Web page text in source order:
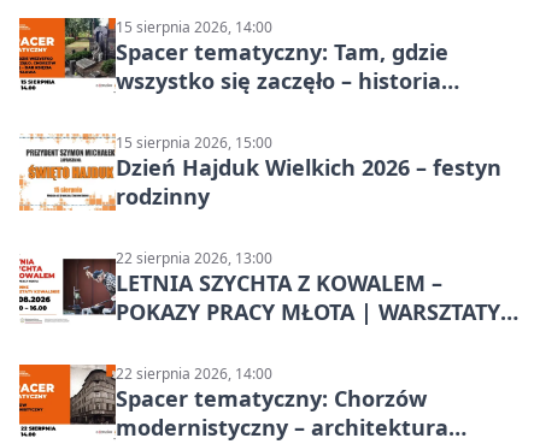
15 sierpnia 2026, 14:00
Spacer tematyczny: Tam, gdzie
wszystko się zaczęło – historia
15 sierpnia 2026, 15:00
Dzień Hajduk Wielkich 2026 – festyn
rodzinny
22 sierpnia 2026, 13:00
LETNIA SZYCHTA Z KOWALEM –
POKAZY PRACY MŁOTA | WARSZTATY
22 sierpnia 2026, 14:00
Spacer tematyczny: Chorzów
modernistyczny – architektura